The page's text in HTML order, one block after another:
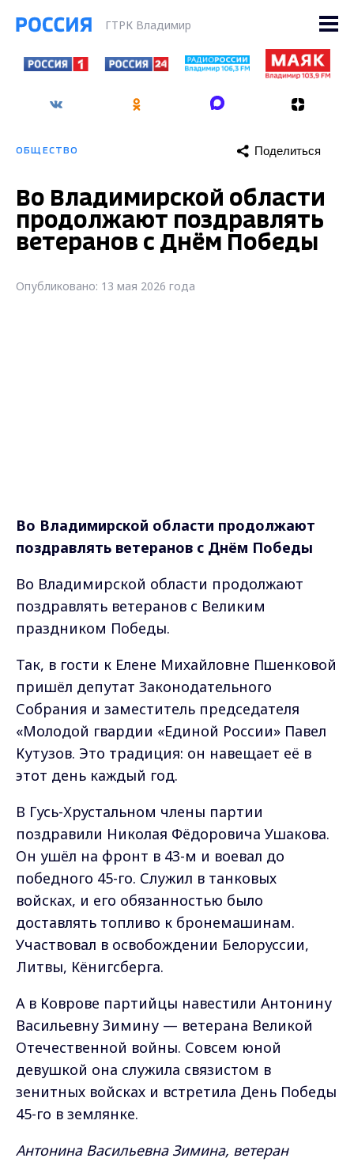
ГТРК Владимир
ОБЩЕСТВО Поделиться
Во Владимирской области
продолжают поздравлять
ветеранов с Днём Победы
Опубликовано: 13 мая 2026 года
Во Владимирской области продолжают
поздравлять ветеранов с Днём Победы
Во Владимирской области продолжают
поздравлять ветеранов с Великим
праздником Победы.
Так, в гости к Елене Михайловне Пшенковой
пришёл депутат Законодательного
Собрания и заместитель председателя
«Молодой гвардии «Единой России» Павел
Кутузов. Это традиция: он навещает её в
этот день каждый год.
В Гусь-Хрустальном члены партии
поздравили Николая Фёдоровича Ушакова.
Он ушёл на фронт в 43-м и воевал до
победного 45-го. Служил в танковых
войсках, и его обязанностью было
доставлять топливо к бронемашинам.
Участвовал в освобождении Белоруссии,
Литвы, Кёнигсберга.
А в Коврове партийцы навестили Антонину
Васильевну Зимину — ветерана Великой
Отечественной войны. Совсем юной
девушкой она служила связистом в
зенитных войсках и встретила День Победы
45-го в землянке.
Антонина Васильевна Зимина, ветеран